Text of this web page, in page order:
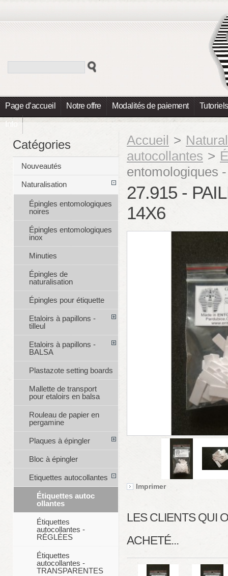
Page d’accueil Notre offre Modalités de paiement Tutoriels
Info
Accueil >
autocollantes >
entomologiques
27.915 -
14X6
Imprimer
LES CLIENTS QUI
ACHETÉ...
Catégories
Nouveautés
Naturalisation
Épingles entomologiques
noires
Épingles entomologiques
inox
Minuties
Épingles de
naturalisation
Épingles pour étiquette
Etaloirs à papillons -
tilleul
Etaloirs à papillons -
BALSA
Plastazote setting boards
Mallette de transport
pour etaloirs en balsa
Rouleau de papier en
pergamine
Plaques à épingler
Bloc à épingler
Etiquettes autocollantes
Étiquettes autoc
ollantes
Étiquettes
autocollantes -
RÉGLÉES
Étiquettes
autocollantes -
TRANSPARENTES